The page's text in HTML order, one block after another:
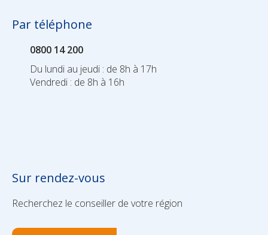
Par téléphone
0800 14 200
Du lundi au jeudi : de 8h à 17h
Vendredi : de 8h à 16h
Sur rendez-vous
Recherchez le conseiller de votre région